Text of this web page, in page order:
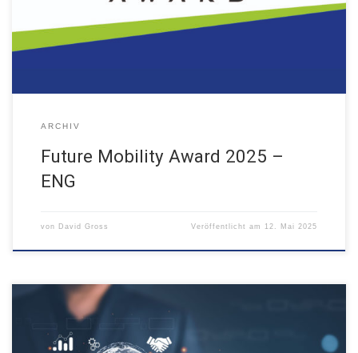
ARCHIV
Future Mobility Award 2025 –
ENG
von David Gross Veröffentlicht am 12. Mai 2025